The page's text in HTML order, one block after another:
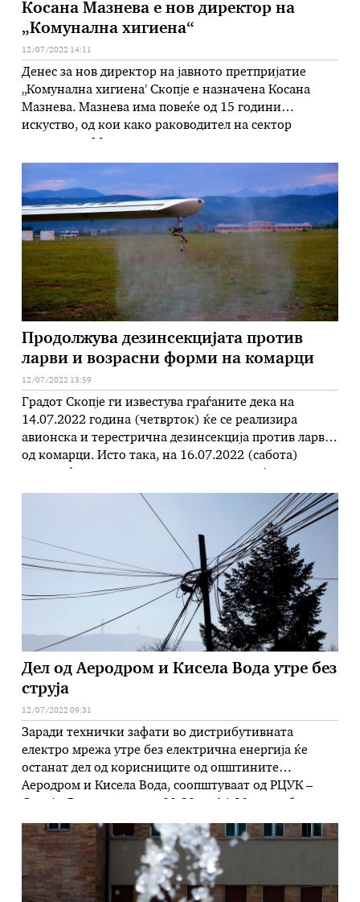
Косана Мазнева е нов директор на
„Комунална хигиена“
12/07/2022 14:11
Денес за нов директор на јавното претпријатие
„Комунална хигиена’ Скопје е назначена Косана
Мазнева. Мазнева има повеќе од 15 години
искуство, од кои како раководител на сектор
просторно планирање, одговорен инженер и
советник за животна средина во АД „Електрани на
Македонија“ и поранешен пратеник во два мандата.
Високо …
Продолжува дезинсекцијата против
ларви и возрасни форми на комарци
12/07/2022 13:59
Градот Скопје ги известува граѓаните дека на
14.07.2022 година (четврток) ќе се реализира
авионска и терестрична дезинсекција против ларви
од комарци. Исто така, на 16.07.2022 (сабота)
возрасни форми на комарци, додека на 18.07.2022
(понеделник) година ќе започне терестрична
дезинсекција против возрасни форми на комарци.
Прскањето ќе се врши според …
Дел од Аеродром и Кисела Вода утре без
струја
12/07/2022 09:31
Заради технички зафати во дистрибутивната
електро мрежа утре без електрична енергија ќе
останат дел од корисниците од општините
Аеродром и Кисела Вода, соопштуваат од РЦУК –
напојување со електрична енергија ќе останат
корисниците од улиците „Тодор Чангов“ број 48 и
„Ѓорѓи Капчев“ број 1 во Општина …